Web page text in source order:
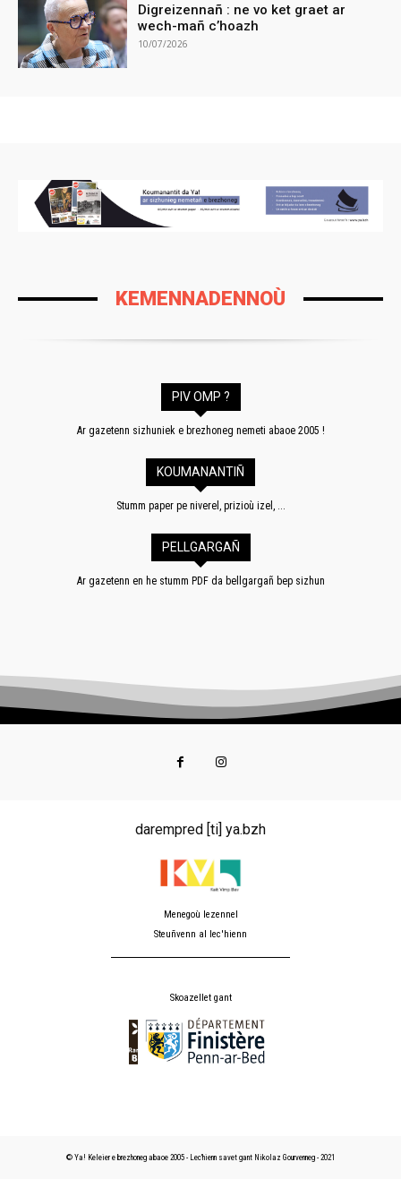
Digreizennañ : ne vo ket graet ar
wech-mañ c’hoazh
10/07/2026
KEMENNADENNOÙ
PIV OMP ?
Ar gazetenn sizhuniek e brezhoneg nemeti abaoe 2005 !
KOUMANANTIÑ
Stumm paper pe niverel, prizioù izel, ...
PELLGARGAÑ
Ar gazetenn en he stumm PDF da bellgargañ bep sizhun
darempred [ti] ya.bzh
Menegoù lezennel
Steuñvenn al lec'hienn
Skoazellet gant
© Ya! Keleier e brezhoneg abaoe 2005 - Lec'hienn savet gant Nikolaz Gourvenneg - 2021